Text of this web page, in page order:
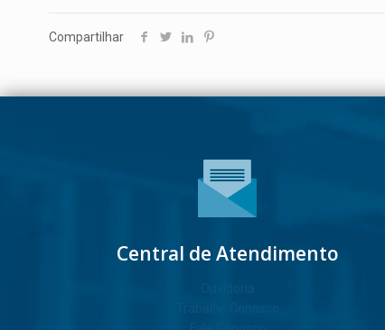
Compartilhar
Central de Atendimento